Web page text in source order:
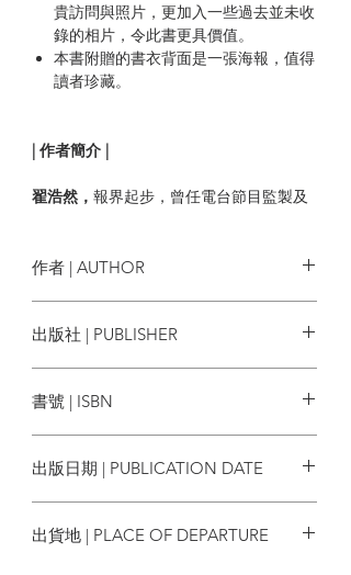
貴訪問與照片，更加入一些過去並未收
錄的相片，令此書更具價值。
本書附贈的書衣背面是一張海報，值得
讀者珍藏。
| 作者簡介 |
翟浩然， 報界起步，曾任電台節目監製及
娛樂說書人。
作者 | AUTHOR
出版社 | PUBLISHER
書號 | ISBN
出版日期 | PUBLICATION DATE
出貨地 | PLACE OF DEPARTURE